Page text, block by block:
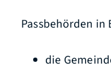
Passbehörden
die